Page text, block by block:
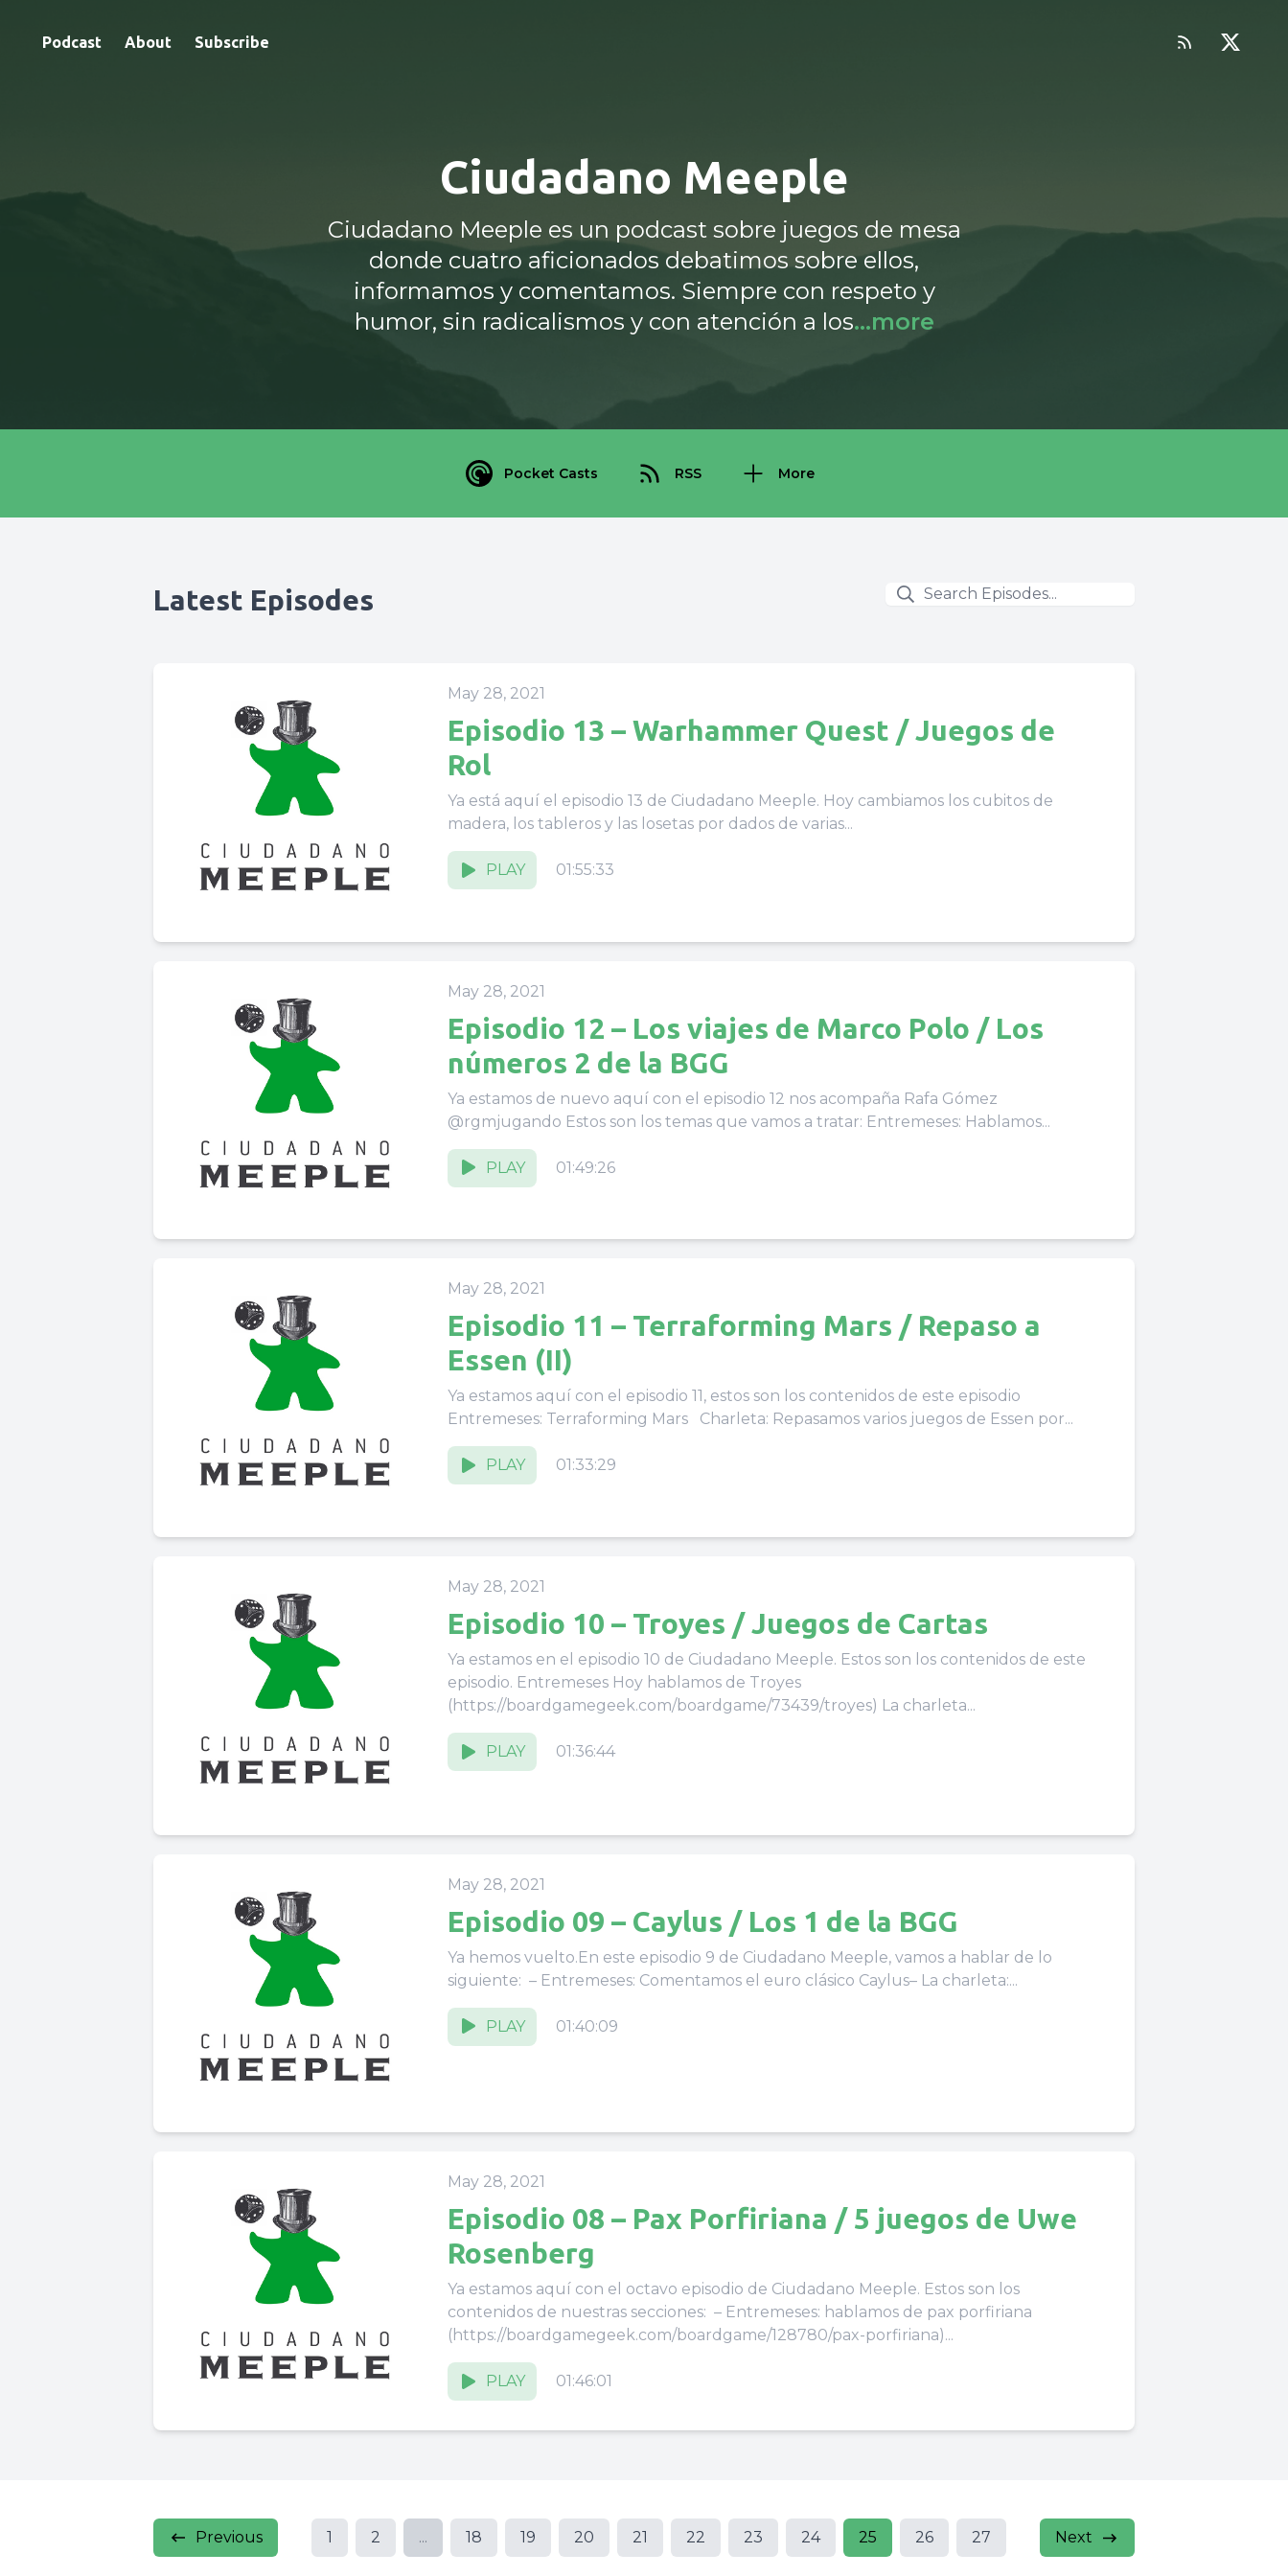
Podcast About Subscribe
Ciudadano Meeple
Ciudadano Meeple es un podcast sobre juegos de mesa
donde cuatro aficionados debatimos sobre ellos,
informamos y comentamos. Siempre con respeto y
humor, sin radicalismos y con atención a los...more
Pocket Casts RSS More
Latest Episodes
May 28, 2021
Episodio 13 – Warhammer Quest / Juegos de
Rol
Ya está aquí el episodio 13 de Ciudadano Meeple. Hoy cambiamos los cubitos de
madera, los tableros y las losetas por dados de varias...
PLAY 01:55:33
May 28, 2021
Episodio 12 – Los viajes de Marco Polo / Los
números 2 de la BGG
Ya estamos de nuevo aquí con el episodio 12 nos acompaña Rafa Gómez
@rgmjugando Estos son los temas que vamos a tratar: Entremeses: Hablamos...
PLAY 01:49:26
May 28, 2021
Episodio 11 – Terraforming Mars / Repaso a
Essen (II)
Ya estamos aquí con el episodio 11, estos son los contenidos de este episodio
Entremeses: Terraforming Mars Charleta: Repasamos varios juegos de Essen por...
PLAY 01:33:29
May 28, 2021
Episodio 10 – Troyes / Juegos de Cartas
Ya estamos en el episodio 10 de Ciudadano Meeple. Estos son los contenidos de este
episodio. Entremeses Hoy hablamos de Troyes
(https://boardgamegeek.com/boardgame/73439/troyes) La charleta...
PLAY 01:36:44
May 28, 2021
Episodio 09 – Caylus / Los 1 de la BGG
Ya hemos vuelto.En este episodio 9 de Ciudadano Meeple, vamos a hablar de lo
siguiente: – Entremeses: Comentamos el euro clásico Caylus– La charleta:...
PLAY 01:40:09
May 28, 2021
Episodio 08 – Pax Porfiriana / 5 juegos de Uwe
Rosenberg
Ya estamos aquí con el octavo episodio de Ciudadano Meeple. Estos son los
contenidos de nuestras secciones: – Entremeses: hablamos de pax porfiriana
(https://boardgamegeek.com/boardgame/128780/pax-porfiriana)...
PLAY 01:46:01
Previous 1 2 ... 18 19 20 21 22 23 24 25 26 27 Next